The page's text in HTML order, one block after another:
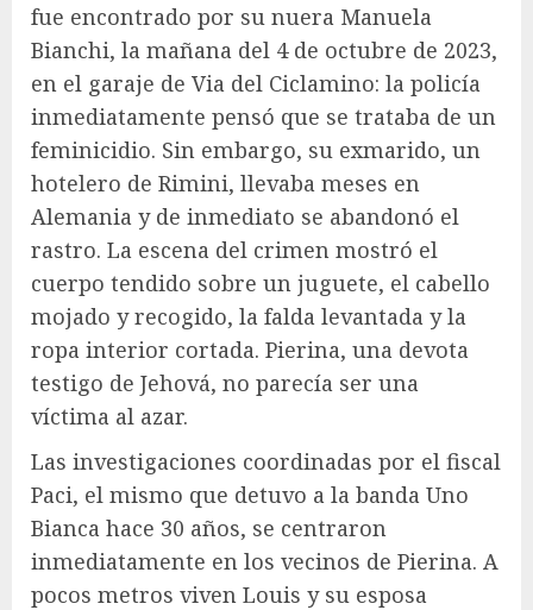
fue encontrado por su nuera Manuela
Bianchi, la mañana del 4 de octubre de 2023,
en el garaje de Via del Ciclamino: la policía
inmediatamente pensó que se trataba de un
feminicidio. Sin embargo, su exmarido, un
hotelero de Rimini, llevaba meses en
Alemania y de inmediato se abandonó el
rastro. La escena del crimen mostró el
cuerpo tendido sobre un juguete, el cabello
mojado y recogido, la falda levantada y la
ropa interior cortada. Pierina, una devota
testigo de Jehová, no parecía ser una
víctima al azar.
Las investigaciones coordinadas por el fiscal
Paci, el mismo que detuvo a la banda Uno
Bianca hace 30 años, se centraron
inmediatamente en los vecinos de Pierina. A
pocos metros viven Louis y su esposa